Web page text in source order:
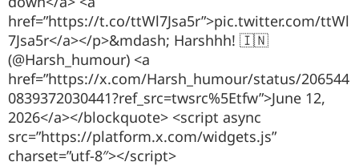
href=”https://t.co/ttWl7Jsa5r”>pic.twitter.com/ttWl
7Jsa5r</a></p>&mdash; Harshhh! 🇮🇳
(@Harsh_humour) <a
href=”https://x.com/Harsh_humour/status/206544
0839372030441?ref_src=twsrc%5Etfw”>June 12,
2026</a></blockquote> <script async
src=”https://platform.x.com/widgets.js”
charset=”utf-8″></script>